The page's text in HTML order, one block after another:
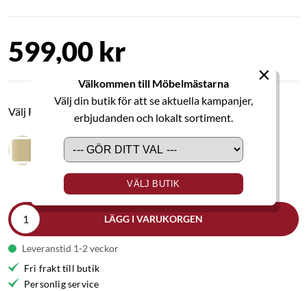
Välkommen till Möbelmästarna
Välj din butik för att se aktuella kampanjer,
erbjudanden och lokalt sortiment.
VÄLJ BUTIK
×
599,00 kr
Välj Färg
LÄGG I VARUKORGEN
Leveranstid 1-2 veckor
Fri frakt till butik
Personlig service